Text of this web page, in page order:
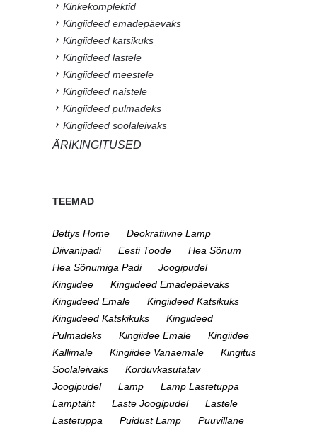
Kinkekomplektid
Kingiideed emadepäevaks
Kingiideed katsikuks
Kingiideed lastele
Kingiideed meestele
Kingiideed naistele
Kingiideed pulmadeks
Kingiideed soolaleivaks
ÄRIKINGITUSED
TEEMAD
Bettys Home
Deokratiivne Lamp
Diivanipadi
Eesti Toode
Hea Sõnum
Hea Sõnumiga Padi
Joogipudel
Kingiidee
Kingiideed Emadepäevaks
Kingiideed Emale
Kingiideed Katsikuks
Kingiideed Katskikuks
Kingiideed
Pulmadeks
Kingiidee Emale
Kingiidee
Kallimale
Kingiidee Vanaemale
Kingitus
Soolaleivaks
Korduvkasutatav
Joogipudel
Lamp
Lamp Lastetuppa
Lamptäht
Laste Joogipudel
Lastele
Lastetuppa
Puidust Lamp
Puuvillane